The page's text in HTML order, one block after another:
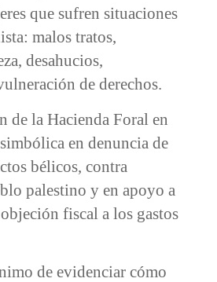
que sufren situaciones
malos tratos,
desahucios,
de derechos.
de la Hacienda Foral en
en denuncia de
bélicos, contra
palestino y en apoyo a
fiscal a los gastos
de evidenciar cómo